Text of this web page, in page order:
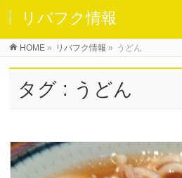
リバフク情報
HOME » リバフク情報 » うどん
タグ : うどん